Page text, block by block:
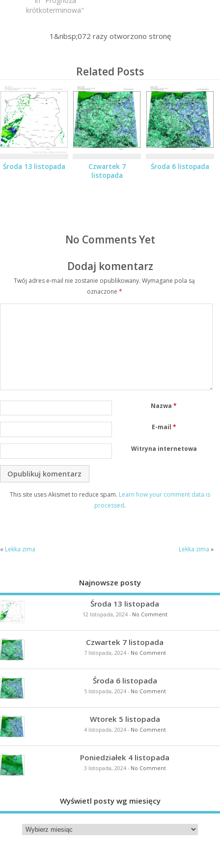
krótkoterminowa"
1&nbsp;072 razy otworzono stronę
Related Posts
Środa 13 listopada
Czwartek 7
listopada
Środa 6 listopada
No Comments Yet
Dodaj komentarz
Twój adres e-mail nie zostanie opublikowany. Wymagane pola są
oznaczone *
Nazwa*
E-mail *
Witryna internetowa
This site uses Akismet to reduce spam. Learn how your comment data is
processed.
« Lekka zima Lekka zima »
Najnowsze posty
Środa 13 listopada
12 listopada, 2024- No Comment
Czwartek 7 listopada
7 listopada, 2024- No Comment
Środa 6 listopada
5 listopada, 2024- No Comment
Wtorek 5 listopada
4 listopada, 2024- No Comment
Poniedziałek 4 listopada
3 listopada, 2024- No Comment
Wyświetl posty wg miesięcy